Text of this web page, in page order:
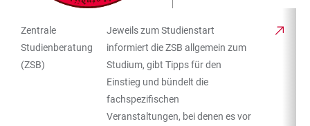
TABELLENFILTER
TABELLE
Zentrale
Studienberatung
(ZSB)
Jeweils zum Studienstart
informiert die ZSB allgemein zum
Studium, gibt Tipps für den
Einstieg und bündelt die
fachspezifischen
Veranstaltungen, bei denen es vor